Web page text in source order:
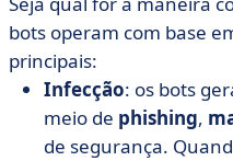
bots operam com base
principais:
Infecção: os bots
meio de phishing,
de segurança.